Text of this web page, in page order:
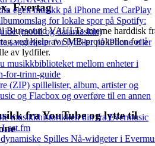
egen musikk på iPhone med CarPlay
for lokale spor på Spotify:
(mobil og datamaskin)
sangtekster for lydfiler på iPhone eller
musikkbiblioteket mellom enheter i
for-trinn-guide
(ZIP) spillelister, album, artister og
og Flacbox og overføre til en annen
musikkhistorikken din fra Evermusic
Spilles Nå-widgeter i
Evertag
Bluesound VAULTs interne harddisk
ved hjelp av SMB-protokollen for å
av lydfiler.
fra YouTube og lytte til